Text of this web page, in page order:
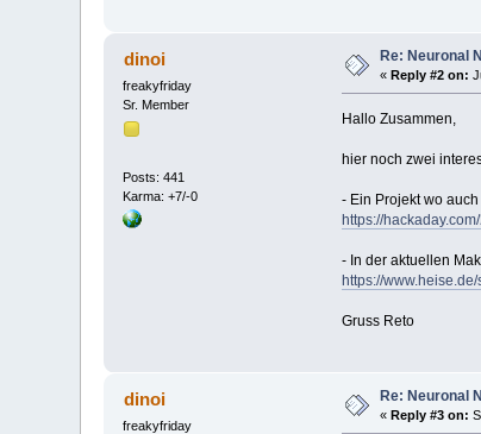
dinoi
freakyfriday
Sr. Member
Posts: 441
Karma: +7/-0
Re: Neuronal
«Reply #2 on:
Hallo Zusammen,
hier noch zwei
- Ein Projekt wo
https://
- In der aktuellen
https://
Gruss Reto
dinoi
freakyfriday
Re: Neuronal
«Reply #3 on: